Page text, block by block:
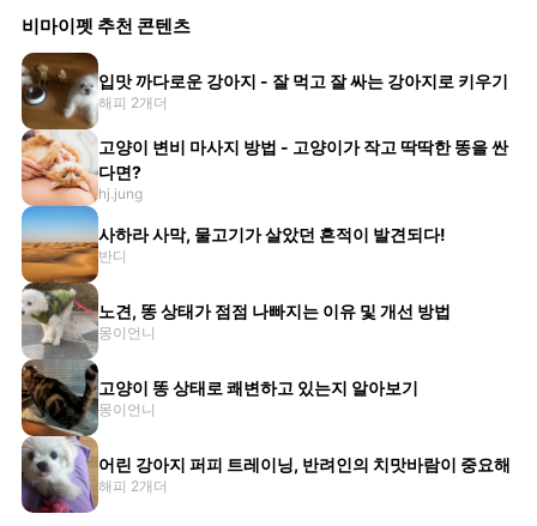
비마이펫 추천 콘텐츠
입맛 까다로운 강아지 - 잘 먹고 잘 싸는 강아지로 키우기
해피 2개더
고양이 변비 마사지 방법 - 고양이가 작고 딱딱한 똥을 싼
다면?
hj.jung
사하라 사막, 물고기가 살았던 흔적이 발견되다!
반디
노견, 똥 상태가 점점 나빠지는 이유 및 개선 방법
몽이언니
고양이 똥 상태로 쾌변하고 있는지 알아보기
몽이언니
어린 강아지 퍼피 트레이닝, 반려인의 치맛바람이 중요해
해피 2개더